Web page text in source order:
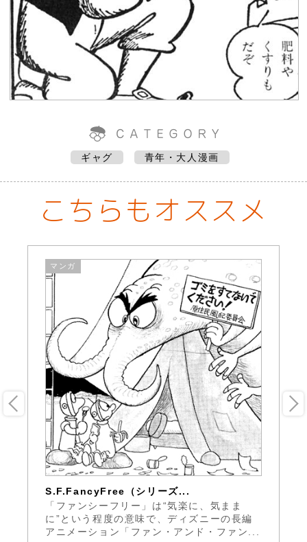
ギャグ 青年・大人漫画
こちらもオススメ
マンガ
S.F.FancyFree（シリーズ...
「ファンシーフリー」は“気楽に、気まま
に”という程度の意味で、ディズニーの長編
アニメーション「ファン・アンド・ファン...